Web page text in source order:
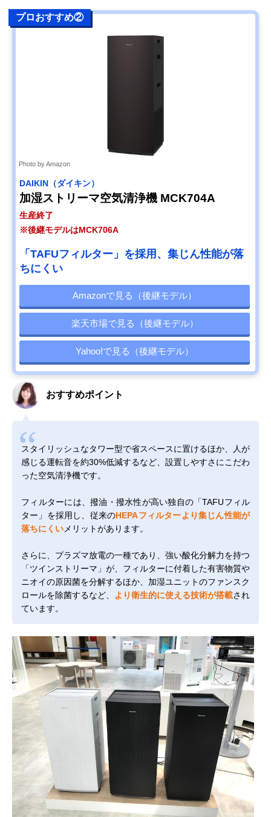
プロおすすめ②
Photo by Amazon
DAIKIN（ダイキン）
加湿ストリーマ空気清浄機 MCK704A
生産終了
※後継モデルはMCK706A
「TAFUフィルター」を採用、集じん性能が落
ちにくい
Amazonで見る（後継モデル）
楽天市場で見る（後継モデル）
Yahoo!で見る（後継モデル）
おすすめポイント
スタイリッシュなタワー型で省スペースに置けるほか、人が
感じる運転音を約30%低減するなど、設置しやすさにこだわ
った空気清浄機です。
フィルターには、撥油・撥水性が高い独自の「TAFUフィル
ター」を採用し、従来のHEPAフィルターより集じん性能が
落ちにくい メリットがあります。
さらに、プラズマ放電の一種であり、強い酸化分解力を持つ
「ツインストリーマ」が、フィルターに付着した有害物質や
ニオイの原因菌を分解するほか、加湿ユニットのファンスク
ロールを除菌するなど、
より衛生的に使える技術が搭載され
ています。